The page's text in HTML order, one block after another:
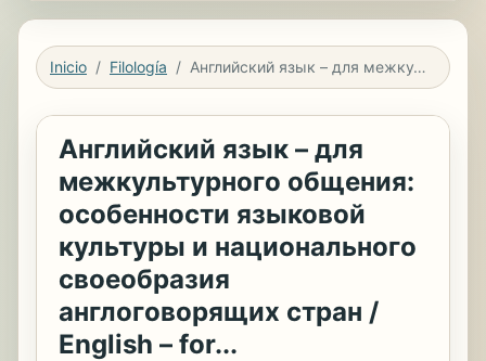
Inicio Filología Английский язык – для межкультурного общения: особенности языковой культуры и национального своеобразия англоговорящих стран / English – for...
Английский язык – для
межкультурного общения:
особенности языковой
культуры и национального
своеобразия
англоговорящих стран /
English – for...